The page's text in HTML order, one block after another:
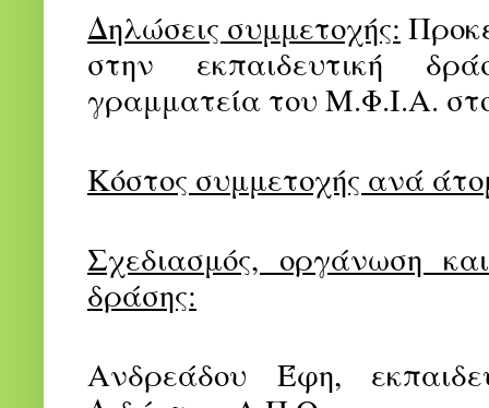
Δηλώσεις συμμετοχής:
στην εκπαιδευτική
γραμματεία του Μ.Φ.Ι.Α.
Κόστος συμμετοχής ανά
Σχεδιασμός, οργάνωση
δράσης:
Ανδρεάδου Έφη,